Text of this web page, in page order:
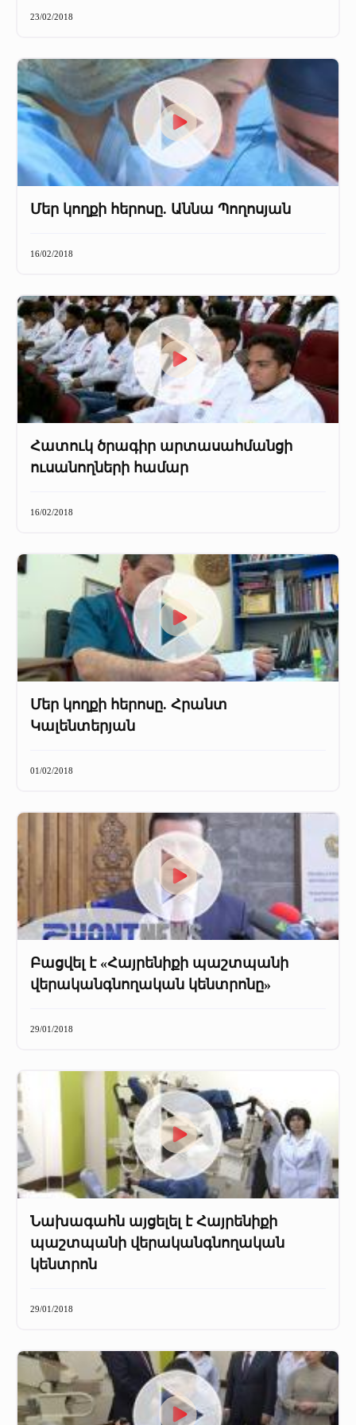
Մամուլը մեր մասին (2023-2024 թթ)
23/02/2018
Մեր կողքի հերոսը. Աննա Պողոսյան
16/02/2018
Հատուկ ծրագիր արտասահմանցի
ուսանողների համար
16/02/2018
Մեր կողքի հերոսը. Հրանտ
Կալենտերյան
01/02/2018
Բացվել է «Հայրենիքի պաշտպանի
վերականգնողական կենտրոնը»
29/01/2018
Նախագահն այցելել է Հայրենիքի
պաշտպանի վերականգնողական
կենտրոն
29/01/2018